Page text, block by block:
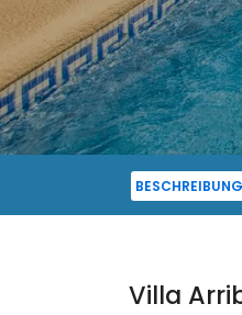
BESCHREIBUNG
Villa